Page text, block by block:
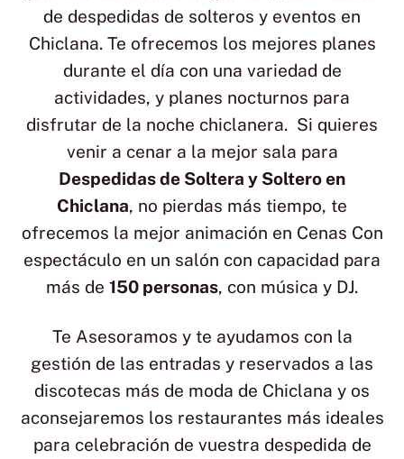
de despedidas de solteros y eventos en
Chiclana. Te ofrecemos los mejores planes
durante el día con una variedad de
actividades, y planes nocturnos para
disfrutar de la noche chiclanera. Si quieres
venir a cenar a la mejor sala para
Despedidas de Soltera y Soltero en
Chiclana, no pierdas más tiempo, te
ofrecemos la mejor animación en Cenas Con
espectáculo en un salón con capacidad para
más de 150 personas, con música y DJ.
Te Asesoramos y te ayudamos con la
gestión de las entradas y reservados a las
discotecas más de moda de Chiclana y os
aconsejaremos los restaurantes más ideales
para celebración de vuestra despedida de